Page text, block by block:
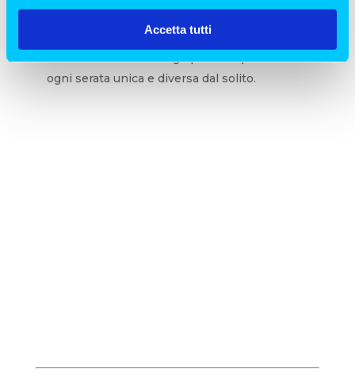
Accetta tutti
evento speciale a base di pesce fresco, la
nostra terrazza è il luogo perfetto per rendere
ogni serata unica e diversa dal solito.